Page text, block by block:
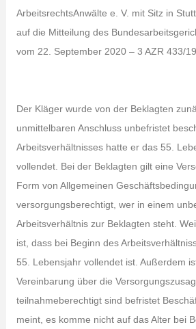
ArbeitsrechtsAnwälte e. V. mit Sitz in
auf die Mitteilung des
vom 22. September 2020 – 3 AZR 433/19
Der Kläger wurde von der Beklagten
unmittelbaren Anschluss unbefristet
Arbeitsverhältnisses hatte er das 55.
vollendet. Bei der Beklagten gilt eine
Form von Allgemeinen
versorgungsberechtigt, wer in einem
Arbeitsverhältnis zur Beklagten steht.
ist, dass bei Beginn des
55. Lebensjahr vollendet ist. Außerdem
Vereinbarung über die
teilnahmeberechtigt sind befristet
meint, es komme nicht auf das Alter bei